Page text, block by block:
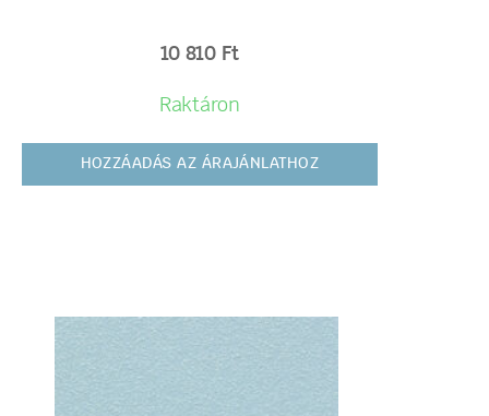
10 810 Ft
Raktáron
HOZZÁADÁS AZ ÁRAJÁNLATHOZ